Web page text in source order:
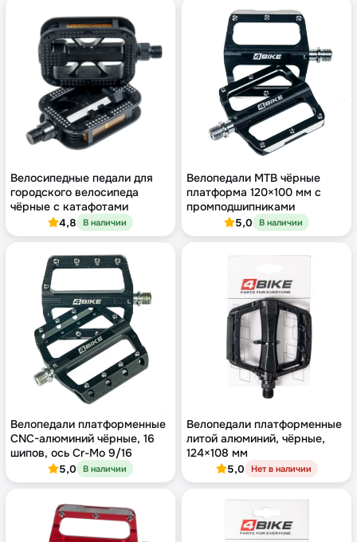
Велосипедные педали для
городского велосипеда
чёрные с катафотами
4,8 В наличии
Велопедали MTB чёрные
платформа 120×100 мм с
промподшипниками
5,0 В наличии
Велопедали платформенные
CNC-алюминий чёрные, 16
шипов, ось Cr-Mo 9/16
5,0 В наличии
Велопедали платформенные
литой алюминий, чёрные,
124×108 мм
5,0 Нет в наличии